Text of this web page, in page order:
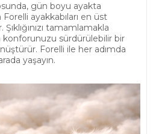
gün boyu ayakta
ayakkabıları en üst
tamamlamakla
konforunuzu sürdürülebilir bir
Forelli ile her adımda
yaşayın.